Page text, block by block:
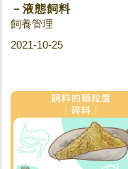
－液態飼料
飼養管理
2021-10-25